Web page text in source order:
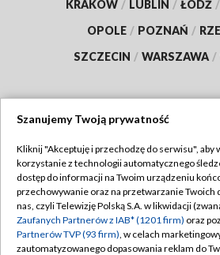
KRAKÓW / LUBLIN / ŁÓDŹ /
OPOLE / POZNAŃ /
SZCZECIN / WARSZAWA /
TVP
Abonament TVP
Emisja w TVP
Centrum informacji TVP
Regulamin
Polityka
Moje zgody
Szanujemy Twoją prywatność
Kliknij "Akceptuję i przechodzę do serwisu", aby
korzystanie z technologii automatycznego
dostęp do informacji na Twoim urządzeniu
przechowywanie oraz na przetwarzanie Twoich
nas, czyli Telewizję Polską S.A. w likwidacji
Zaufanych Partnerów z IAB* (1201 firm) oraz
Partnerów TVP (93 firm), w celach
zautomatyzowanego dopasowania reklam do